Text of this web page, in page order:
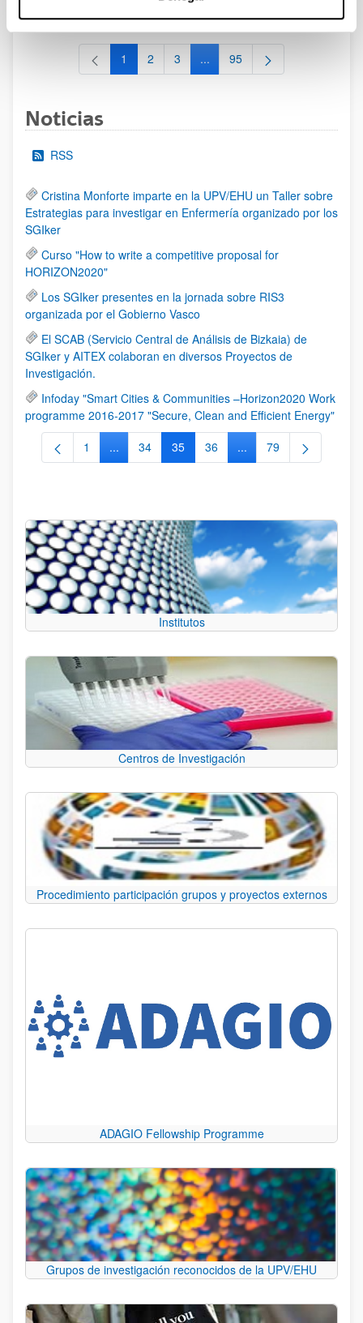
al 30/07/2026 (ambos incluídos)
Página
1 Página
2 Página
3 ...Páginas intermedias Use TAB
Página
95
Noticias
RSS
Cristina Monforte imparte en la UPV/EHU un Taller sobre
Estrategias para investigar en Enfermería organizado por los
SGIker
Curso "How to write a competitive proposal for
HORIZON2020"
Los SGIker presentes en la jornada sobre RIS3
organizada por el Gobierno Vasco
El SCAB (Servicio Central de Análisis de Bizkaia) de
SGIker y AITEX colaboran en diversos Proyectos de
Investigación.
Infoday "Smart Cities & Communities –Horizon2020 Work
programme 2016-2017 "Secure, Clean and Efficient Energy"
Página
1 ...Páginas intermedias Use TAB para desplazarse.
Página
34 Página
35 Página
36 ...Páginas intermedias
Página
79
Institutos
Centros de Investigación
Procedimiento participación grupos y proyectos externos
ADAGIO Fellowship Programme
Grupos de investigación reconocidos de la UPV/EHU